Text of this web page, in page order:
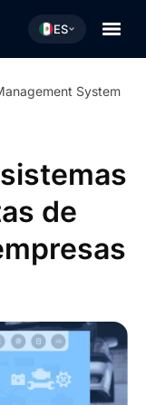
ES
System
de